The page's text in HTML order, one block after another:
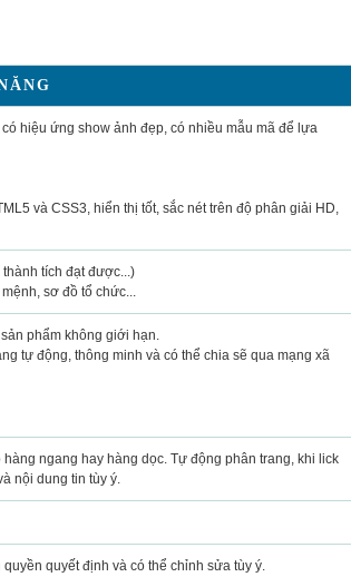
hiệu ứng show ảnh đẹp, có nhiều mẫu mã để lựa
và CSS3, hiển thị tốt, sắc nét trên độ phân giải HD,
tích đạt được...)
sơ đồ tổ chức...
phẩm không giới hạn.
tự động, thông minh và có thể chia sẽ qua mạng xã
ngang hay hàng dọc. Tự động phân trang, khi lick
nội dung tin tùy ý.
quyết định và có thể chỉnh sửa tùy ý.